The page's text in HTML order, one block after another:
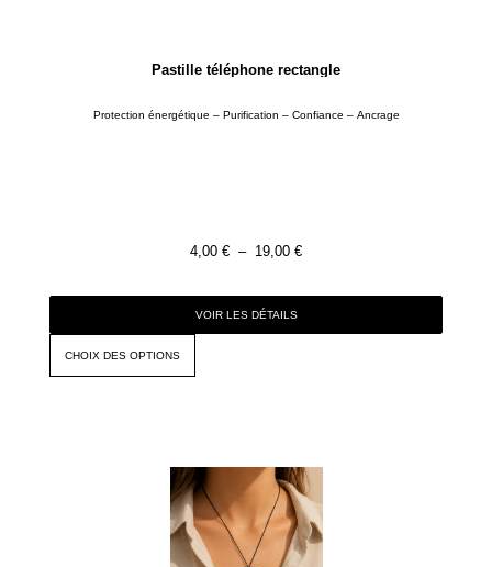
Pastille téléphone rectangle
Protection énergétique – Purification – Confiance – Ancrage
4,00 € – 19,00 €
VOIR LES DÉTAILS
CHOIX DES OPTIONS